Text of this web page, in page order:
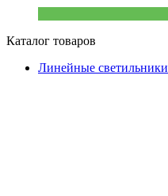
Каталог товаров
Линейные светильники